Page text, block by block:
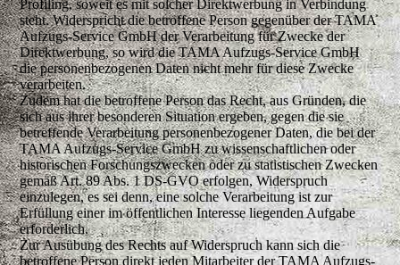
Profiling, soweit es mit solcher Direktwerbung in Verbindung
steht. Widerspricht die betroffene Person gegenüber der TAMA
Aufzugs-Service GmbH der Verarbeitung für Zwecke der
Direktwerbung, so wird die TAMA Aufzugs-Service GmbH
die personenbezogenen Daten nicht mehr für diese Zwecke
verarbeiten.
Zudem hat die betroffene Person das Recht, aus Gründen, die
sich aus ihrer besonderen Situation ergeben, gegen die sie
betreffende Verarbeitung personenbezogener Daten, die bei der
TAMA Aufzugs-Service GmbH zu wissenschaftlichen oder
historischen Forschungszwecken oder zu statistischen Zwecken
gemäß Art. 89 Abs. 1 DS-GVO erfolgen, Widerspruch
einzulegen, es sei denn, eine solche Verarbeitung ist zur
Erfüllung einer im öffentlichen Interesse liegenden Aufgabe
erforderlich.
Zur Ausübung des Rechts auf Widerspruch kann sich die
betroffene Person direkt jeden Mitarbeiter der TAMA Aufzugs-